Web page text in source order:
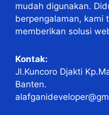
mudah digunakan.
berpengalaman, kami
memberikan solusi
Kontak:
Jl.Kuncoro Djakti
Banten.